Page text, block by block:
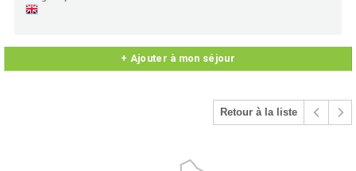
+ Ajouter à mon séjour
Retour à la liste